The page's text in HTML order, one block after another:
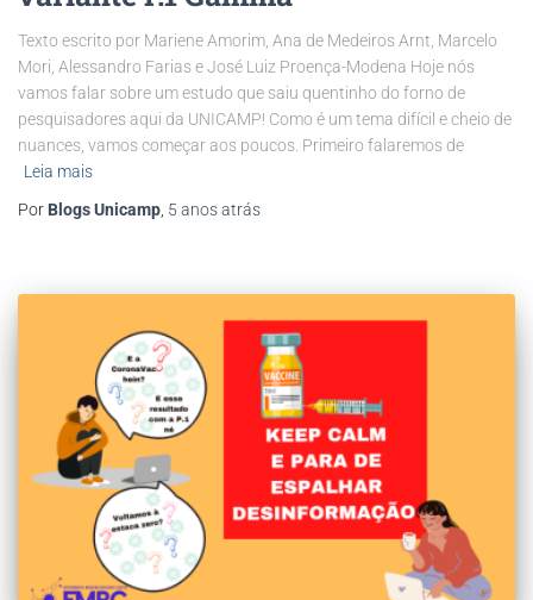
Texto escrito por Mariene Amorim, Ana de Medeiros Arnt, Marcelo
Mori, Alessandro Farias e José Luiz Proença-Modena Hoje nós
vamos falar sobre um estudo que saiu quentinho do forno de
pesquisadores aqui da UNICAMP! Como é um tema difícil e cheio de
nuances, vamos começar aos poucos. Primeiro falaremos de
Leia mais
Por Blogs Unicamp, 5 anosatrás